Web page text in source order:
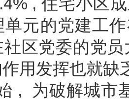
, 住宅小区
单元的党建工
区党委的党
用发挥也就缺
, 为破解城市